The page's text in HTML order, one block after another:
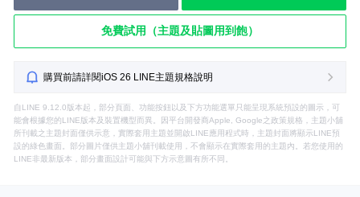
免費試用（主題及貼圖用到飽）
購買前請詳閱iOS 26 LINE主題規格說明
自LINE 9.12.0版本起，部分頁面、功能按鈕以及下方功能選單只能呈現系統預設的圖示，可
能會根據您的LINE版本及裝置機型而異。因平台開發商Apple, Google之政策規格，主題小舖
所刊載之主題封面僅供示意，實際套用主題並開啟LINE應用程式時，主題封面將顯示LINE預
設的綠色畫面。部分圖片僅供主題小舖刊載使用，不會顯示在實際套用的主題內。若您使用的
LINE非最新版本，部分畫面設計可能與下方示意圖有所不同。